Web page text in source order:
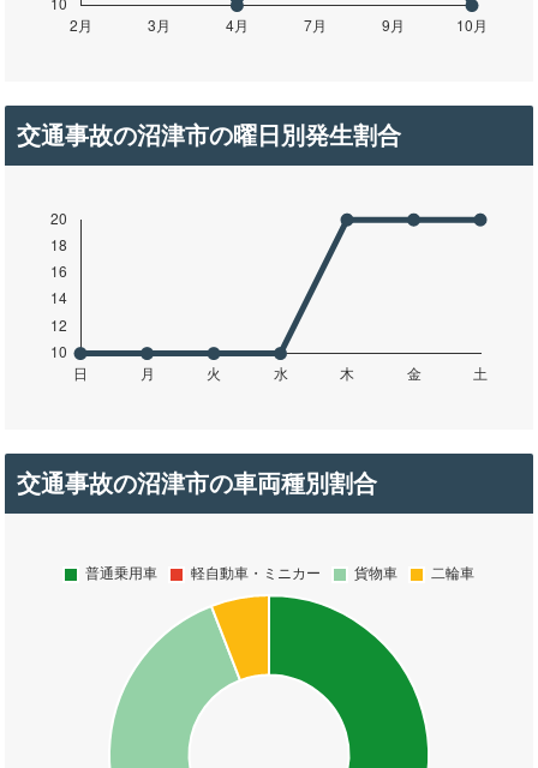
交通事故の沼津市の曜日別発生割合
交通事故の沼津市の車両種別割合